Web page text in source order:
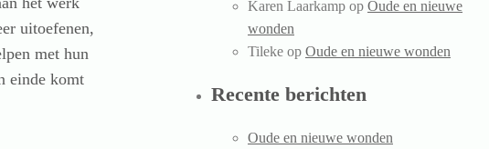
uitoefenen,
met hun
einde komt
Karen Laarkamp op Oude en nieuwe
wonden
Tileke op Oude en nieuwe wonden
Recente berichten
Oude en nieuwe wonden